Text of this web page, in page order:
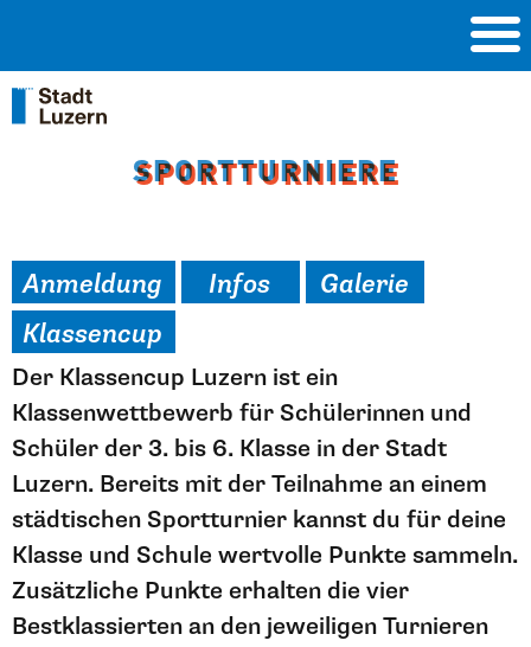
SPORTTURNIERE
SPORTTURNIERE
Anmeldung Infos
Galerie
Klassencup
Der Klassencup Luzern ist ein
Klassenwettbewerb für Schülerinnen und
Schüler der 3. bis 6. Klasse in der Stadt
Luzern. Bereits mit der Teilnahme an einem
städtischen Sportturnier kannst du für deine
Klasse und Schule wertvolle Punkte sammeln.
Zusätzliche Punkte erhalten die vier
Bestklassierten an den jeweiligen Turnieren